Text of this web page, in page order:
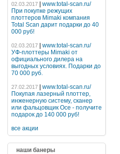
02.03.2017
www.total-scan.ru/
При покупке режущих
плоттеров Mimaki компания
Total Scan дарит подарки до 40
000 руб!
02.03.2017
www.total-scan.ru/
УФ-плоттеры Mimaki от
официального дилера на
выгодных условиях. Подарки до
70 000 руб.
27.02.2017
www.total-scan.ru/
Покупая лазерный плоттер,
инженерную систему, сканер
или фальцовщик Oce - получите
подарок до 140 000 руб!
все акции
наши банеры